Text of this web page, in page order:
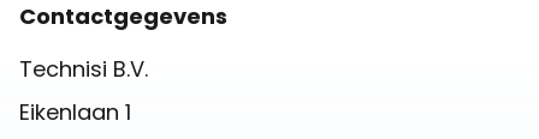
Contactgegevens
Technisi B.V.
Eikenlaan 1